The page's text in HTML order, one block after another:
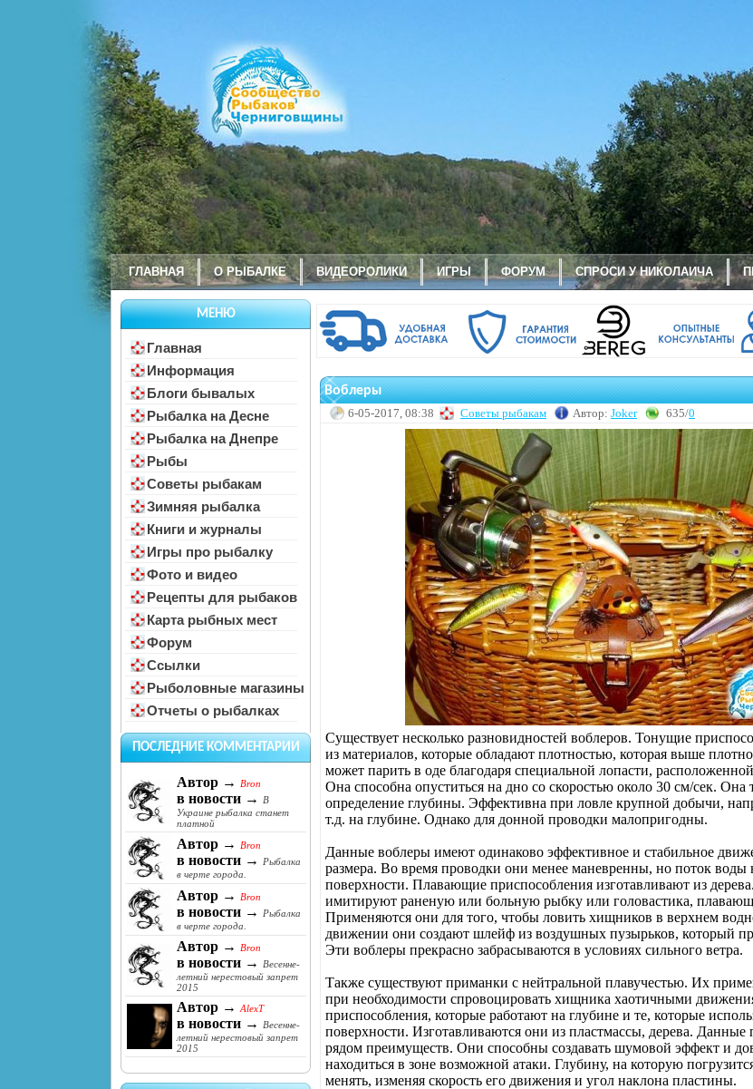
ГЛАВНАЯ О РЫБАЛКЕ ВИДЕОРОЛИКИ ИГРЫ ФОРУМ СПРОСИ У НИКОЛАИЧА
МЕНЮ
Главная
Информация
Блоги бывалых
Рыбалка на Десне
Рыбалка на Днепре
Рыбы
Советы рыбакам
Зимняя рыбалка
Книги и журналы
Игры про рыбалку
Фото и видео
Рецепты для рыбаков
Карта рыбных мест
Форум
Ссылки
Рыболовные магазины
Отчеты о рыбалках
ПОСЛЕДНИЕ КОММЕНТАРИИ
Автор → Bron
в новости →
В
Украине рыбалка станет
платной
Автор → Bron
в новости →
Рыбалка
в черте города.
Автор → Bron
в новости →
Рыбалка
в черте города.
Автор → Bron
в новости →
Весенне-
летний нерестовый запрет
2015
Автор → AlexT
в новости →
Весенне-
летний нерестовый запрет
2015
Воблеры
6-05-2017, 08:38 Советы рыбакам Автор: Joker 635/0
Существует несколько разновидностей воблеров. Тонущие
из материалов, которые обладают плотностью, которая выше
может парить в оде благодаря специальной лопасти,
Она способна опуститься на дно со скоростью около 30 см/сек. Она
определение глубины. Эффективна при ловле крупной добычи,
т.д. на глубине. Однако для донной проводки малопригодны.
Данные воблеры имеют одинаково эффективное и стабильное
размера. Во время проводки они менее маневренны, но поток воды
поверхности. Плавающие приспособления изготавливают из
имитируют раненую или больную рыбку или головастика,
Применяются они для того, чтобы ловить хищников в верхнем
движении они создают шлейф из воздушных пузырьков, который
Эти воблеры прекрасно забрасываются в условиях сильного ветра.
Также существуют приманки с нейтральной плавучестью. Их
при необходимости спровоцировать хищника хаотичными
приспособления, которые работают на глубине и те, которые
поверхности. Изготавливаются они из пластмассы, дерева.
рядом преимуществ. Они способны создавать шумовой эффект и
находиться в зоне возможной атаки. Глубину, на которую
менять, изменяя скорость его движения и угол наклона пластины.